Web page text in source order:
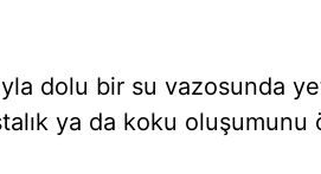
dolu bir su vazosunda
ya da koku oluşumunu